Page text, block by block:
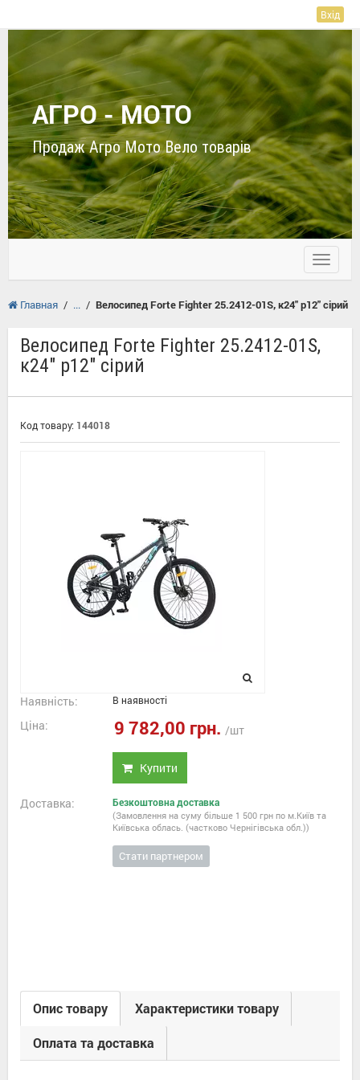
Вхід
АГРО - МОТО
Продаж Агро Мото Вело товарів
Toggle
Главная / / Велосипед Forte Fighter 25.2412-01S, к24" р12" сірий
Велосипед Forte Fighter 25.2412-01S,
к24" р12" сірий
Код товару: 144018
Наявність: В наявності
Ціна: 9 782,00 грн. /шт
Купити
Доставка: Безкоштовна доставка
(Замовлення на суму більше 1 500 грн по м.Київ та
Київська облась. (частково Чернігівська обл.))
Стати партнером
Опис товару Характеристики товару
Оплата та доставка